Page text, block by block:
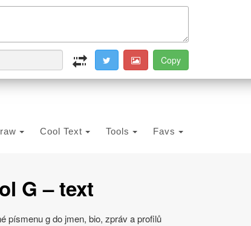
Cool Text Tools Favs
G – text
písmenu g do jmen, bio, zpráv a profilů